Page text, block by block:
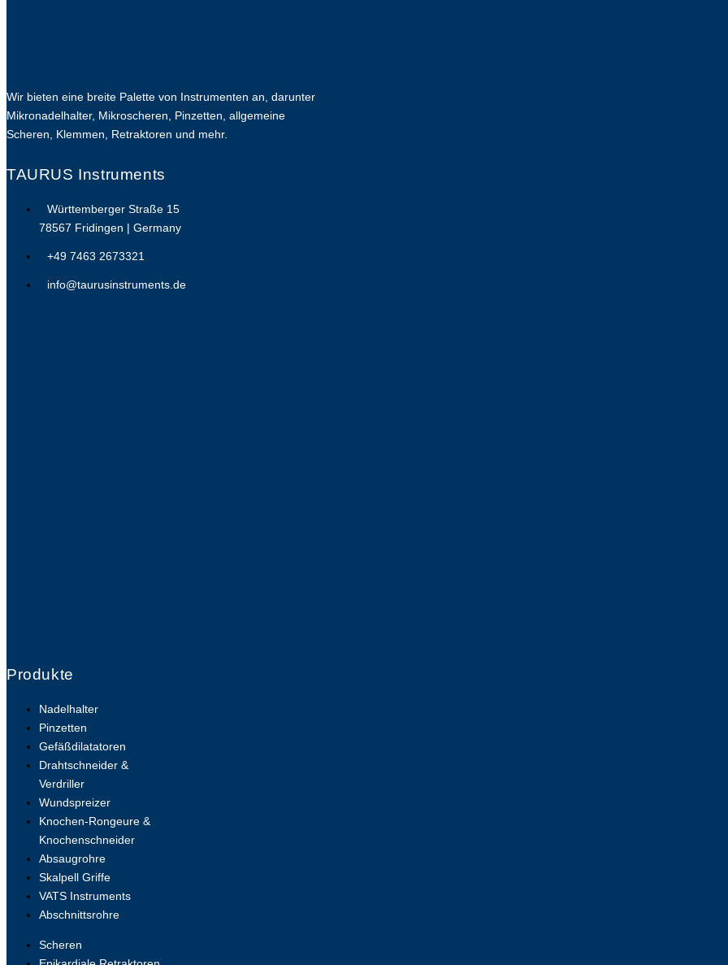
Wir bieten eine breite Palette von Instrumenten an, darunter
Mikronadelhalter, Mikroscheren, Pinzetten, allgemeine
Scheren, Klemmen, Retraktoren und mehr.
TAURUS Instruments
Württemberger Straße 15
78567 Fridingen | Germany
+49 7463 2673321
info@taurusinstruments.de
Produkte
Nadelhalter
Pinzetten
Gefäßdilatatoren
Drahtschneider &
Verdriller
Wundspreizer
Knochen-Rongeure &
Knochenschneider
Absaugrohre
Skalpell Griffe
VATS Instruments
Abschnittsrohre
Scheren